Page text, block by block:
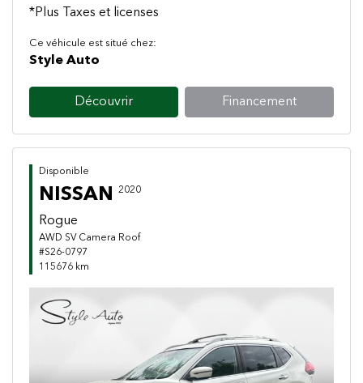
*Plus Taxes et licenses
Ce véhicule est situé chez:
Style Auto
Découvrir Financement
Disponible
NISSAN 2020
Rogue
AWD SV Camera Roof
#S26-0797
115676 km